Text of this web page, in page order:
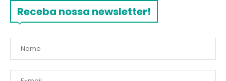
Receba nossa newsletter!